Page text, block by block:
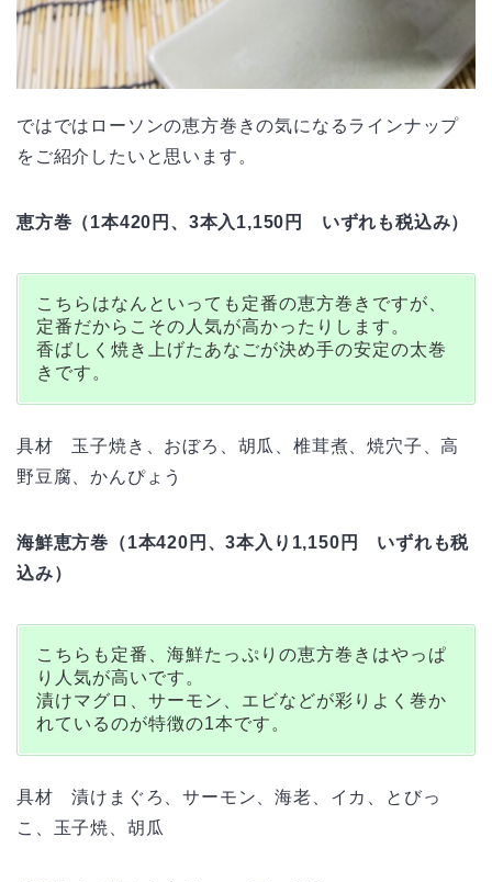
ではではローソンの恵方巻きの気になるラインナップ
をご紹介したいと思います。
恵方巻（1本420円、3本入1,150円 いずれも税込み）
こちらはなんといっても定番の恵方巻きですが、
定番だからこその人気が高かったりします。
香ばしく焼き上げたあなごが決め手の安定の太巻
きです。
具材 玉子焼き、おぼろ、胡瓜、椎茸煮、焼穴子、高
野豆腐、かんぴょう
海鮮恵方巻（1本420円、3本入り1,150円 いずれも税
込み）
こちらも定番、海鮮たっぷりの恵方巻きはやっぱ
り人気が高いです。
漬けマグロ、サーモン、エビなどが彩りよく巻か
れているのが特徴の1本です。
具材 漬けまぐろ、サーモン、海老、イカ、とびっ
こ、玉子焼、胡瓜